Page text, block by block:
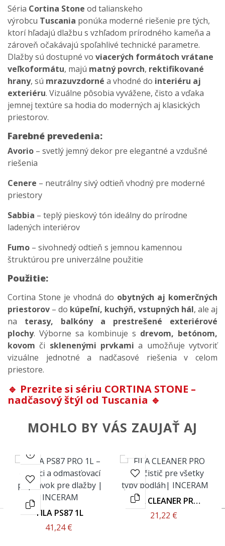
Séria Cortina Stone od talianskeho
výrobcu Tuscania ponúka moderné riešenie pre tých,
ktorí hľadajú dlažbu s vzhľadom prírodného kameňa a
zároveň očakávajú spoľahlivé technické parametre.
Dlažby sú dostupné vo viacerých formátoch vrátane
veľkoformátu, majú matný povrch, rektifikované
hrany, sú mrazuvzdorné a vhodné do interiéru aj
exteriéru. Vizuálne pôsobia vyvážene, čisto a vďaka
jemnej textúre sa hodia do moderných aj klasických
priestorov.
Farebné prevedenia:
Avorio – svetlý jemný dekor pre elegantné a vzdušné
riešenia
Cenere – neutrálny sivý odtieň vhodný pre moderné
priestory
Sabbia – teplý pieskový tón ideálny do prírodne
ladených interiérov
Fumo – sivohnedý odtieň s jemnou kamennou
štruktúrou pre univerzálne použitie
Použitie:
Cortina Stone je vhodná do obytných aj komerčných
priestorov – do kúpeľní, kuchýň, vstupných hál, ale aj
na terasy, balkóny a prestrešené exteriérové
plochy. Výborne sa kombinuje s drevom, betónom,
kovom či sklenenými prvkami a umožňuje vytvoriť
vizuálne jednotné a nadčasové riešenia v celom
priestore.
🔹 Prezrite si sériu CORTINA STONE –
nadčasový štýl od Tuscania 🔹
MOHLO BY VÁS ZAUJAŤ AJ
FILA PS87 1L
41,24 €
FILA CLEANER PRO
1L
21,22 €